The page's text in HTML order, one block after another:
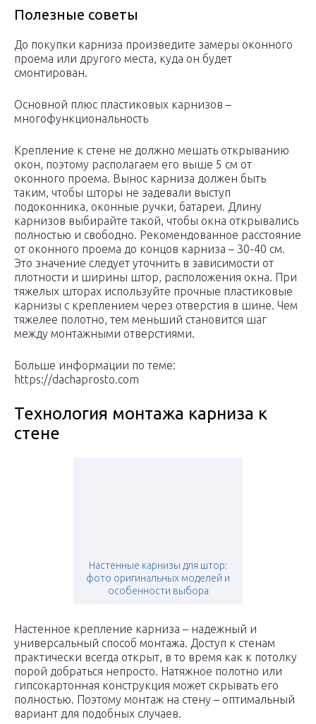
Полезные советы
До покупки карниза произведите замеры оконного
проема или другого места, куда он будет
смонтирован.
Основной плюс пластиковых карнизов –
многофункциональность
Крепление к стене не должно мешать открыванию
окон, поэтому располагаем его выше 5 см от
оконного проема. Вынос карниза должен быть
таким, чтобы шторы не задевали выступ
подоконника, оконные ручки, батареи. Длину
карнизов выбирайте такой, чтобы окна открывались
полностью и свободно. Рекомендованное расстояние
от оконного проема до концов карниза – 30-40 см.
Это значение следует уточнить в зависимости от
плотности и ширины штор, расположения окна. При
тяжелых шторах используйте прочные пластиковые
карнизы с креплением через отверстия в шине. Чем
тяжелее полотно, тем меньший становится шаг
между монтажными отверстиями.
Больше информации по теме:
https://dachaprosto.com
Технология монтажа карниза к
стене
Настенные карнизы для штор:
фото оригинальных моделей и
особенности выбора
Настенное крепление карниза – надежный и
универсальный способ монтажа. Доступ к стенам
практически всегда открыт, в то время как к потолку
порой добраться непросто. Натяжное полотно или
гипсокартонная конструкция может скрывать его
полностью. Поэтому монтаж на стену – оптимальный
вариант для подобных случаев.